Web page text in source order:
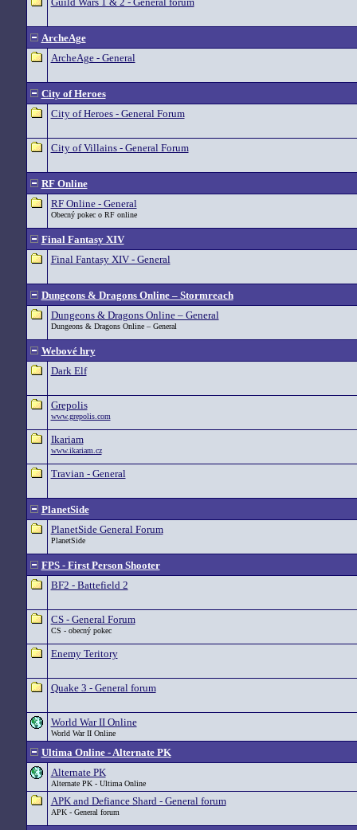
ArcheAge
ArcheAge - General
City of Heroes
City of Heroes - General Forum
City of Villains - General Forum
RF Online
RF Online - General
Obecný pokec o RF online
Final Fantasy XIV
Final Fantasy XIV - General
Dungeons & Dragons Online – Stormreach
Dungeons & Dragons Online – General
Dungeons & Dragons Online – General
Webové hry
Dark Elf
Grepolis
www.grepolis.com
Ikariam
www.ikariam.cz
Travian - General
PlanetSide
PlanetSide General Forum
PlanetSide
FPS - First Person Shooter
BF2 - Battefield 2
CS - General Forum
CS - obecný pokec
Enemy Teritory
Quake 3 - General forum
World War II Online
World War II Online
Ultima Online - Alternate PK
Alternate PK
Alternate PK - Ultima Online
APK and Defiance Shard - General forum
APK - General forum